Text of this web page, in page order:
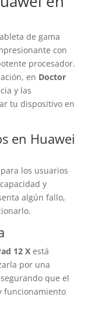
de gama
con
procesador.
en Doctor
y las
tu dispositivo en
en Huawei
los usuarios
y
algún fallo,
12 Xestá
por una
que el
funcionamiento